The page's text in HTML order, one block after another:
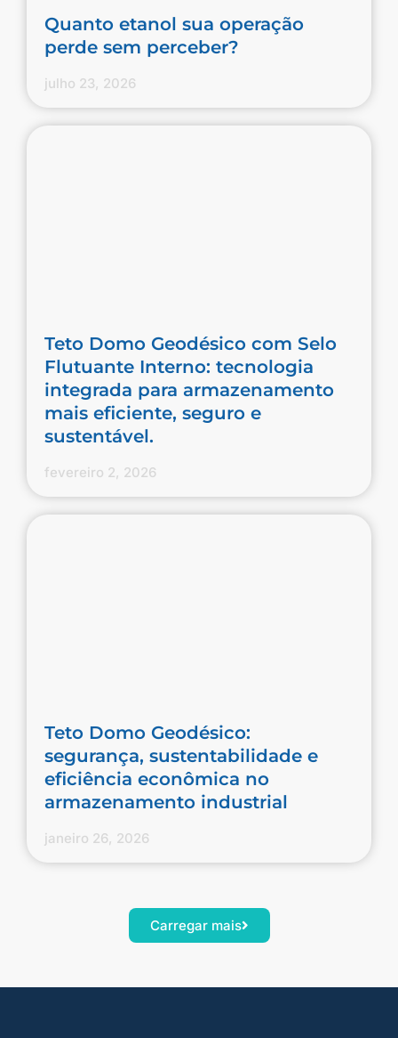
Quanto etanol sua operação
perde sem perceber?
julho 23, 2026
Teto Domo Geodésico com Selo
Flutuante Interno: tecnologia
integrada para armazenamento
mais eficiente, seguro e
sustentável.
fevereiro 2, 2026
Teto Domo Geodésico:
segurança, sustentabilidade e
eficiência econômica no
armazenamento industrial
janeiro 26, 2026
Carregar mais